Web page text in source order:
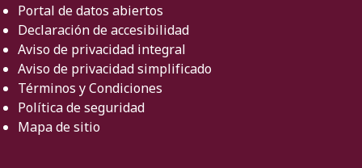
Portal de datos abiertos
Declaración de accesibilidad
Aviso de privacidad integral
Aviso de privacidad simplificado
Términos y Condiciones
Política de seguridad
Mapa de sitio